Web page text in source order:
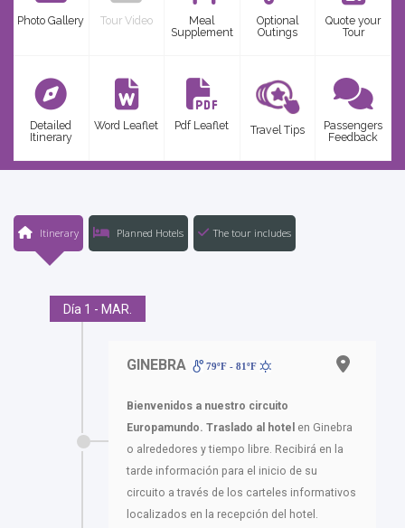
Photo Gallery Tour Video
Meal
Supplement
Optional
Outings
Quote your
Tour
Detailed
Itinerary
Word Leaflet Pdf Leaflet Travel Tips
Passengers
Feedback
Itinerary Planned Hotels The tour includes
Día 1 - MAR.
GINEBRA 79ºF - 81ºF
Bienvenidos a nuestro circuito
Europamundo. Traslado al hotel en Ginebra
o alrededores y tiempo libre. Recibirá en la
tarde información para el inicio de su
circuito a través de los carteles informativos
localizados en la recepción del hotel.